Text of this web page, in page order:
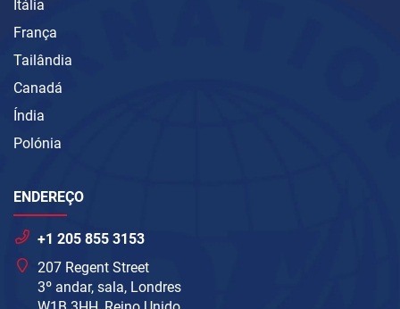
Itália
França
Tailândia
Canadá
Índia
Polónia
ENDEREÇO
+1 205 855 3153
207 Regent Street
3º andar, sala, Londres